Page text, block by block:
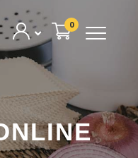
0